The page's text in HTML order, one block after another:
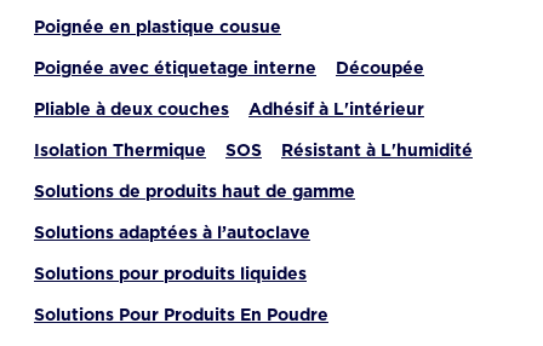
Poignée en plastique cousue
Poignée avec étiquetage interne Découpée
Pliable à deux couches Adhésif à L'intérieur
Isolation Thermique SOS Résistant à L'humidité
Solutions de produits haut de gamme
Solutions adaptées à l’autoclave
Solutions pour produits liquides
Solutions Pour Produits En Poudre